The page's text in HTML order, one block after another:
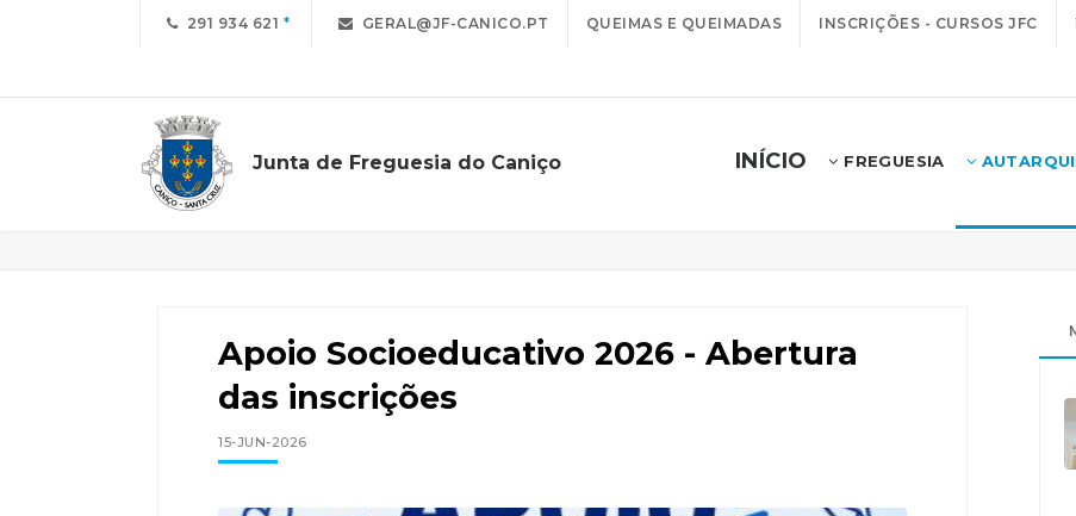
291 934 621 GERAL@JF-CANICO.PT QUEIMAS E QUEIMADAS INSCRIÇÕES - CURSOS JFC
Junta de Freguesia do Caniço INÍCIO FREGUESIA
Apoio Socioeducativo 2026 - Abertura
das inscrições
15-JUN-2026